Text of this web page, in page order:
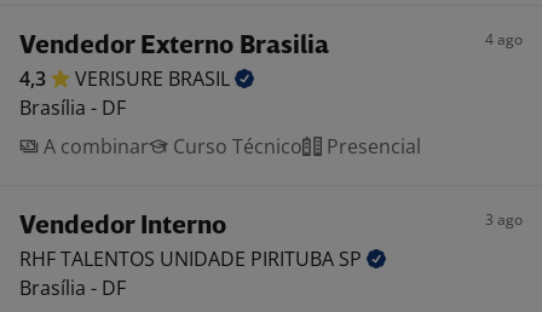
Vendedor Externo Brasilia 4 ago
4,3 VERISURE BRASIL
Brasília - DF
A combinar
Curso Técnico Presencial
Vendedor Interno 3 ago
RHF TALENTOS UNIDADE PIRITUBA SP
Brasília - DF